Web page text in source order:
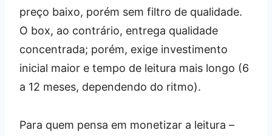
preço baixo, porém sem filtro de qualidade.
O box, ao contrário, entrega qualidade
concentrada; porém, exige investimento
inicial maior e tempo de leitura mais longo (6
a 12 meses, dependendo do ritmo).
Para quem pensa em monetizar a leitura –